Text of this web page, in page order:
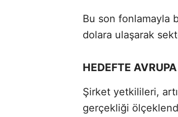
Bu son fonlamayla
dolara ulaşarak
HEDEFTE
Şirket yetkilileri,
gerçekliği